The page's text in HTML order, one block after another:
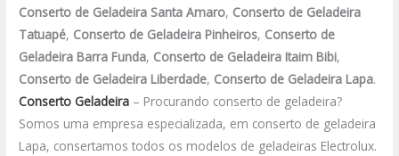
Conserto de Geladeira Santa Amaro, Conserto de Geladeira
Tatuapé, Conserto de Geladeira Pinheiros, Conserto de
Geladeira Barra Funda, Conserto de Geladeira Itaim Bibi,
Conserto de Geladeira Liberdade, Conserto de Geladeira Lapa.
Conserto Geladeira – Procurando conserto de geladeira?
Somos uma empresa especializada, em conserto de geladeira
Lapa, consertamos todos os modelos de geladeiras Electrolux.